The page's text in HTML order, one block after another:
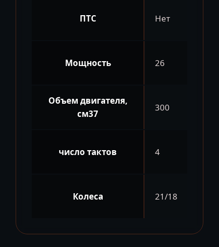
ПТС Нет
Мощность 26
Объем двигателя,
см37
300
число тактов 4
Колеса 21/18